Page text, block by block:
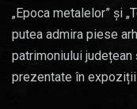
„Epoca metalelor” și
putea admira piese
patrimoniului
prezentate în